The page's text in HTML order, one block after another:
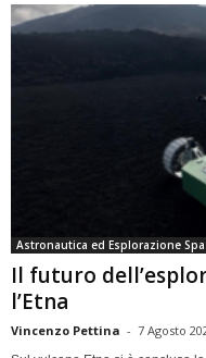
Astronautica ed Esplorazione
Il futuro
l’Etna
Vincenzo Pettina - 7 Agosto